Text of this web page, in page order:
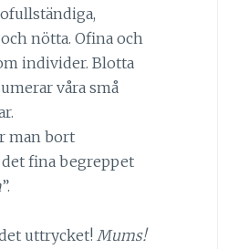
nötta. Ofina och
individer. Blotta
våra små
man bort
fina begreppet
”.
uttrycket! Mums!